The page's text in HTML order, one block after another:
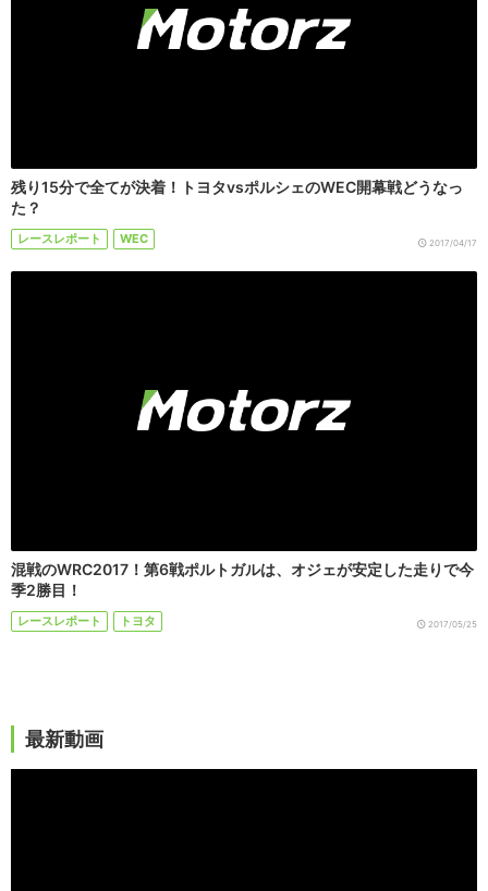
残り15分で全てが決着！トヨタvsポルシェのWEC開幕戦どうなっ
た？
レースレポート WEC 2017/04/17
混戦のWRC2017！第6戦ポルトガルは、オジェが安定した走りで今
季2勝目！
レースレポート トヨタ 2017/05/25
最新動画